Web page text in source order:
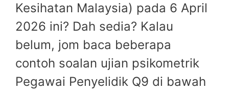
Kesihatan Malaysia) pada 6 April
2026 ini? Dah sedia? Kalau
belum, jom baca beberapa
contoh soalan ujian psikometrik
Pegawai Penyelidik Q9 di bawah